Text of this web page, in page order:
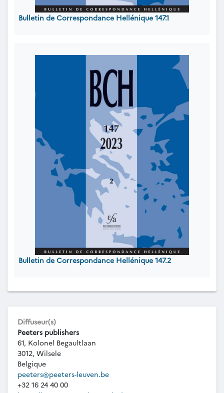
Bulletin de Correspondance Hellénique 147.1
Bulletin de Correspondance Hellénique 147.2
Diffuseur(s)
Peeters publishers
61, Kolonel Begaultlaan
3012, Wilsele
Belgique
peeters@peeters-leuven.be
+32 16 24 40 00